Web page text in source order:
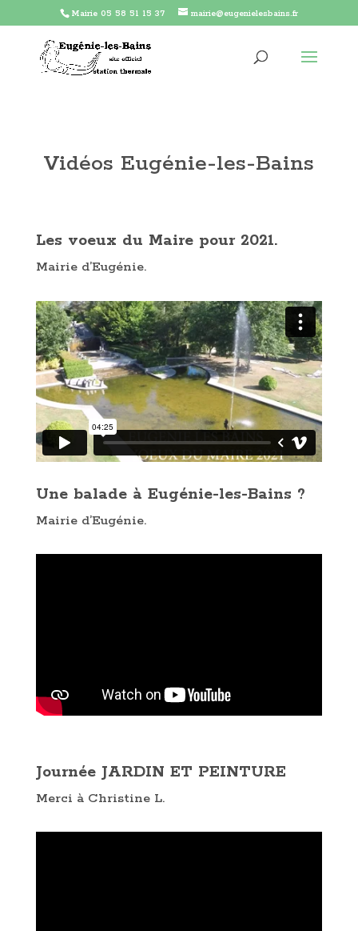
Mairie 05 58 51 15 37 mairie@eugenielesbains.fr
Vidéos Eugénie-les-Bains
Les voeux du Maire pour 2021.
Mairie d’Eugénie.
Une balade à Eugénie-les-Bains ?
Mairie d’Eugénie.
Journée JARDIN ET PEINTURE
Merci à Christine L.